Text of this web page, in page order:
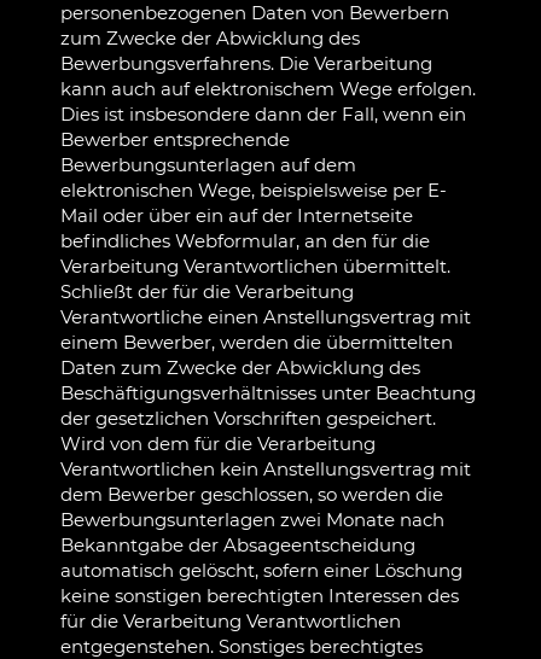
personenbezogenen Daten von Bewerbern
zum Zwecke der Abwicklung des
Bewerbungsverfahrens. Die Verarbeitung
kann auch auf elektronischem Wege erfolgen.
Dies ist insbesondere dann der Fall, wenn ein
Bewerber entsprechende
Bewerbungsunterlagen auf dem
elektronischen Wege, beispielsweise per E-
Mail oder über ein auf der Internetseite
befindliches Webformular, an den für die
Verarbeitung Verantwortlichen übermittelt.
Schließt der für die Verarbeitung
Verantwortliche einen Anstellungsvertrag mit
einem Bewerber, werden die übermittelten
Daten zum Zwecke der Abwicklung des
Beschäftigungsverhältnisses unter Beachtung
der gesetzlichen Vorschriften gespeichert.
Wird von dem für die Verarbeitung
Verantwortlichen kein Anstellungsvertrag mit
dem Bewerber geschlossen, so werden die
Bewerbungsunterlagen zwei Monate nach
Bekanntgabe der Absageentscheidung
automatisch gelöscht, sofern einer Löschung
keine sonstigen berechtigten Interessen des
für die Verarbeitung Verantwortlichen
entgegenstehen. Sonstiges berechtigtes